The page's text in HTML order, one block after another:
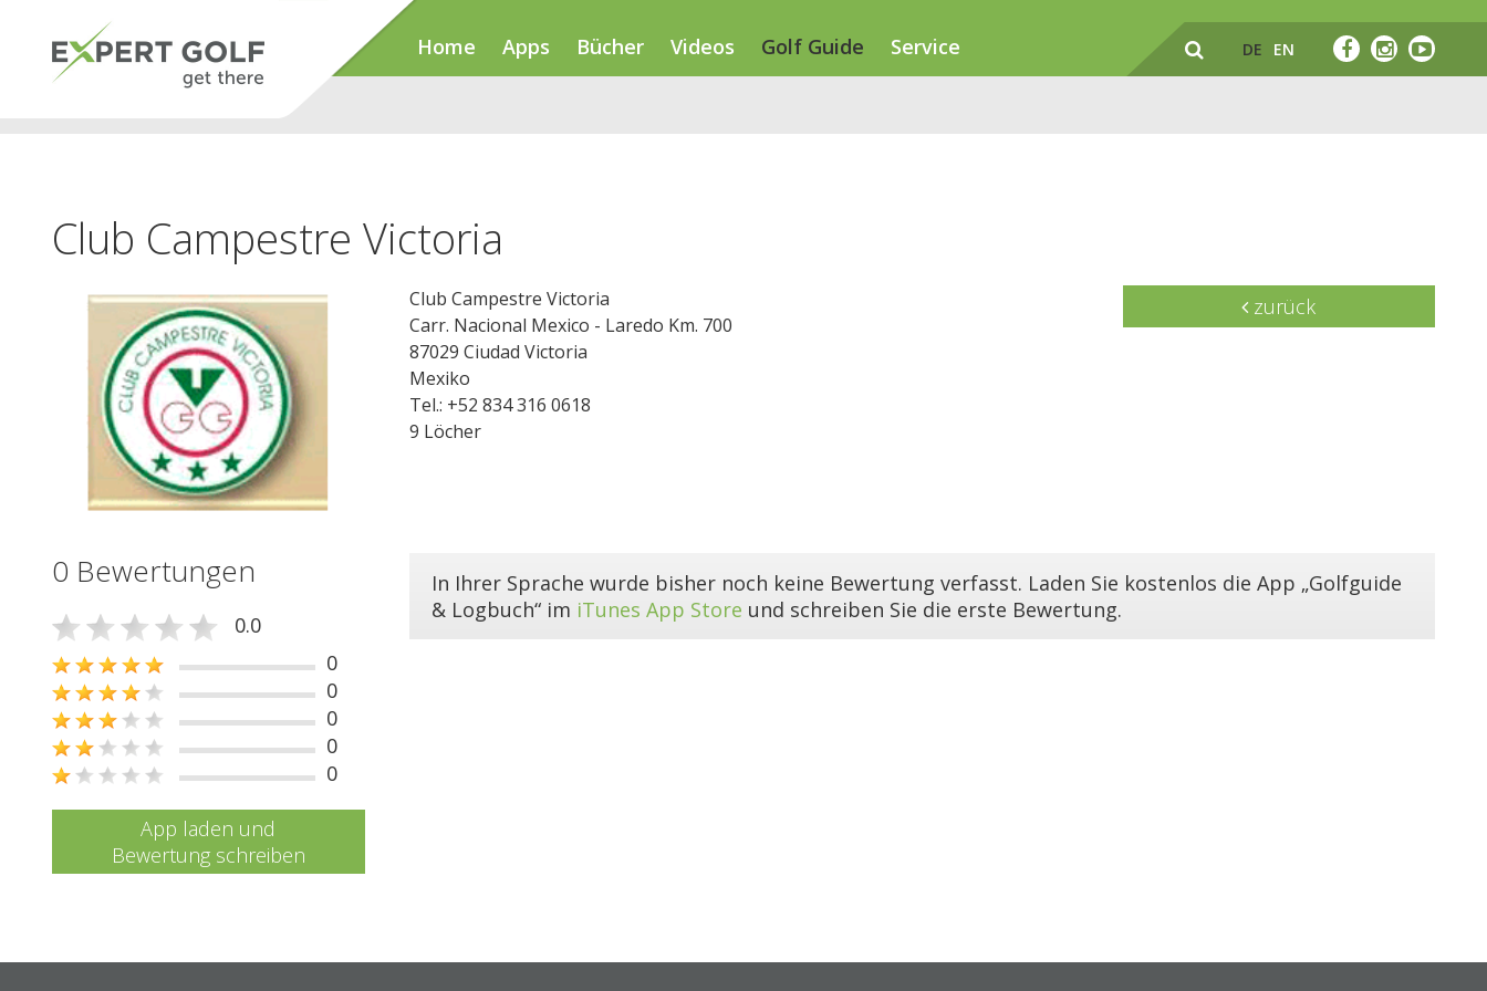
Home Apps Bücher Videos Golf Guide Service DE EN
Club Campestre Victoria
Club Campestre Victoria
Carr. Nacional Mexico - Laredo Km. 700
87029 Ciudad Victoria
Mexiko
Tel.: +52 834 316 0618
9 Löcher
zurück
0 Bewertungen
0.0
0
0
0
0
0
App laden und
Bewertung schreiben
In Ihrer Sprache wurde bisher noch keine Bewertung verfasst. Laden Sie kostenlos die App „Golfguide
& Logbuch“ im iTunes App Store und schreiben Sie die erste Bewertung.